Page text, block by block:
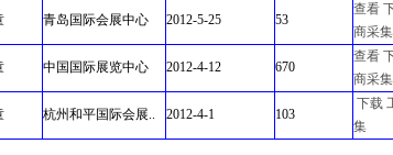
青岛国际会展中心 2012-5-25 53
查看
商采集
中国国际展览中心 2012-4-12 670
查看
商采集
杭州和平国际会展.. 2012-4-1 103
下载
集